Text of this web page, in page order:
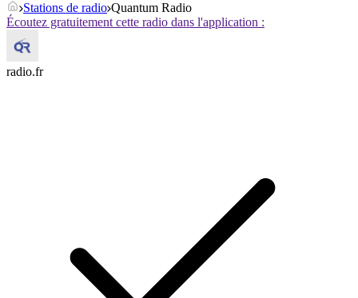
Stations de radio Quantum Radio
Écoutez gratuitement cette radio dans l'application :
radio.fr